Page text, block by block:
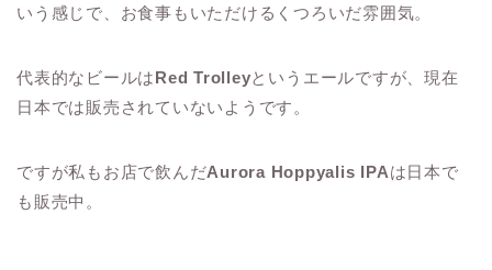
いう感じで、お食事もいただけるくつろいだ雰囲気。
代表的なビールはRed Trolleyというエールですが、現在
日本では販売されていないようです。
ですが私もお店で飲んだAurora Hoppyalis IPAは日本で
も販売中。